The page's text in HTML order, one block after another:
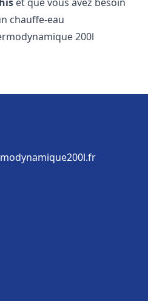
chauffe-eau
200l